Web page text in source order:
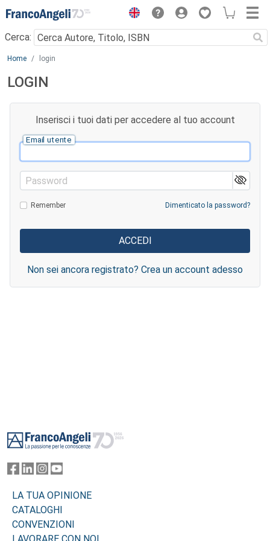
Menu
Cerca:
Main content
Home login
LOGIN
Inserisci i tuoi dati per accedere al tuo account
Email utente
Password
Remember Dimenticato la password?
Non sei ancora registrato? Crea un account adesso
LA TUA OPINIONE
CATALOGHI
CONVENZIONI